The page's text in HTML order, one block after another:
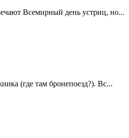
Всемирный день устриц, но...
(где там бронепоезд?). Вс...